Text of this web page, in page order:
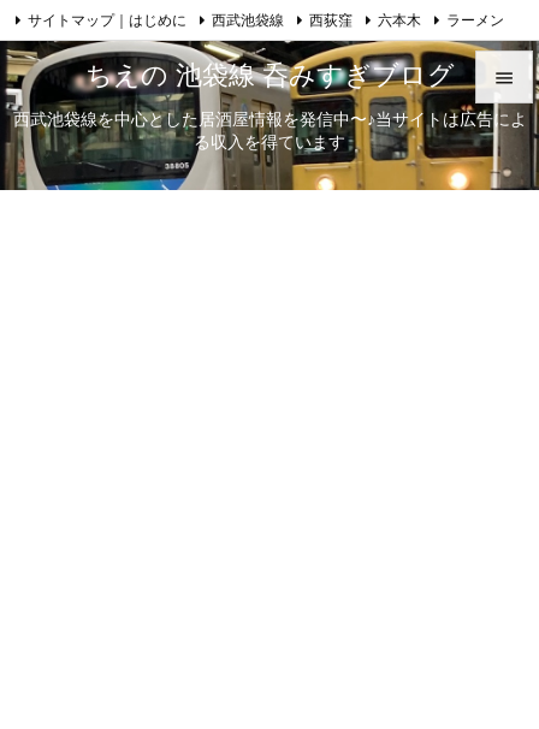
ちえの 池袋線 呑みすぎブログ
西武池袋線を中心とした居酒屋情報を発信中〜♪当サイトは広告によ
る収入を得ています


メニュ

サイトマップ｜はじめに 西武池袋線 西荻窪 六本木 ラーメン
日本酒 歌舞伎 自己紹介 RSS Feedly